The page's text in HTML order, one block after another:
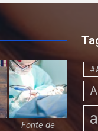
Fonte de